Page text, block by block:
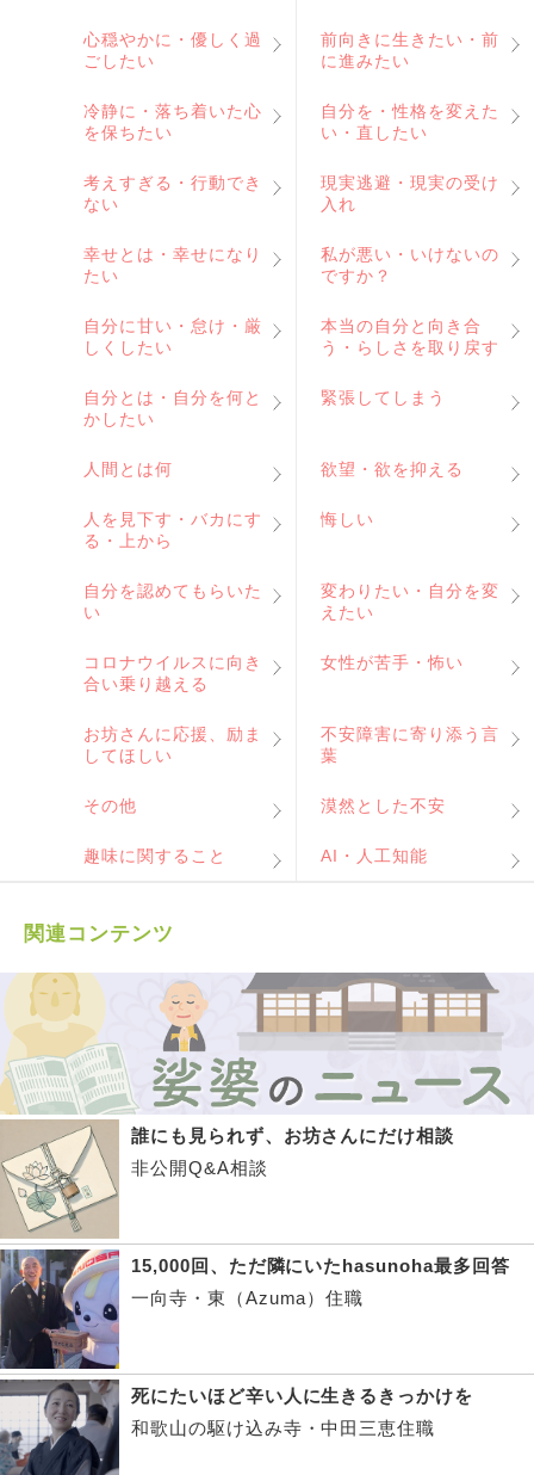
心穏やかに・優しく過
ごしたい
前向きに生きたい・前
に進みたい
冷静に・落ち着いた心
を保ちたい
自分を・性格を変えた
い・直したい
考えすぎる・行動でき
ない
現実逃避・現実の受け
入れ
幸せとは・幸せになり
たい
私が悪い・いけないの
ですか？
自分に甘い・怠け・厳
しくしたい
本当の自分と向き合
う・らしさを取り戻す
自分とは・自分を何と
かしたい
緊張してしまう
人間とは何 欲望・欲を抑える
人を見下す・バカにす
る・上から
悔しい
自分を認めてもらいた
い
変わりたい・自分を変
えたい
コロナウイルスに向き
合い乗り越える
女性が苦手・怖い
お坊さんに応援、励ま
してほしい
不安障害に寄り添う言
葉
その他 漠然とした不安
趣味に関すること AI・人工知能
関連コンテンツ
誰にも見られず、お坊さんにだけ相談
非公開Q&A相談
15,000回、ただ隣にいたhasunoha最多回答
一向寺・東（Azuma）住職
死にたいほど辛い人に生きるきっかけを
和歌山の駆け込み寺・中田三恵住職